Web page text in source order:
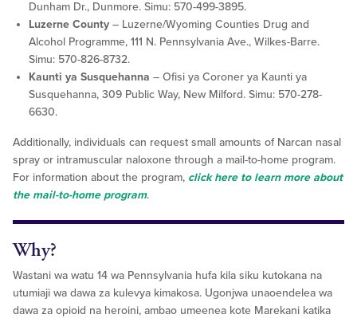
Dunham Dr., Dunmore. Simu: 570-499-3895.
Luzerne County – Luzerne/Wyoming Counties Drug and
Alcohol Programme, 111 N. Pennsylvania Ave., Wilkes-Barre.
Simu: 570-826-8732.
Kaunti ya Susquehanna – Ofisi ya Coroner ya Kaunti ya
Susquehanna, 309 Public Way, New Milford. Simu: 570-278-
6630.
Additionally, individuals can request small amounts of Narcan nasal
spray or intramuscular naloxone through a mail-to-home program.
For information about the program, click here to learn more about
the mail-to-home program.
Why?
Wastani wa watu 14 wa Pennsylvania hufa kila siku kutokana na
utumiaji wa dawa za kulevya kimakosa. Ugonjwa unaoendelea wa
dawa za opioid na heroini, ambao umeenea kote Marekani katika